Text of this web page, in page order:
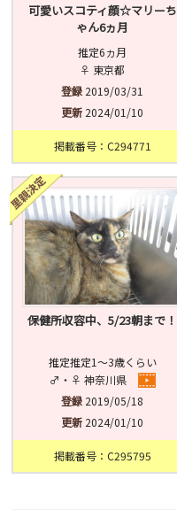
可愛いスコティ顔☆マリーち
ゃん6ヵ月
推定6ヵ月
♀ 東京都
登録 2019/03/31
更新 2024/01/10
掲載番号：C294771
保健所収容中、5/23朝まで！
推定推定1～3歳くらい
♂・♀ 神奈川県
登録 2019/05/18
更新 2024/01/10
掲載番号：C295795